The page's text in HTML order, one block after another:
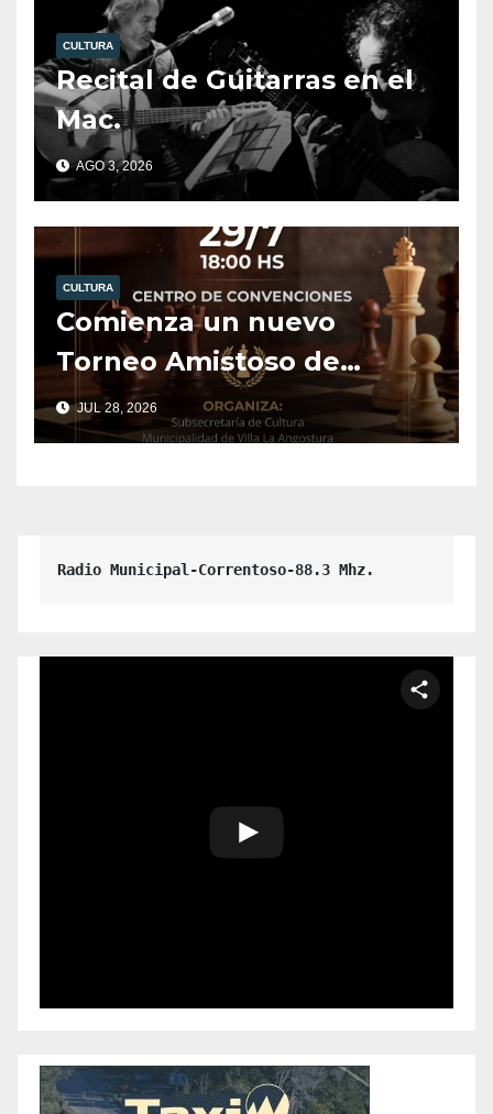
CULTURA
Recital de Guitarras en el
Mac.
AGO 3, 2026
CULTURA
Comienza un nuevo
Torneo Amistoso de
Ajedrez.
JUL 28, 2026
Radio Municipal-Correntoso-88.3 Mhz.